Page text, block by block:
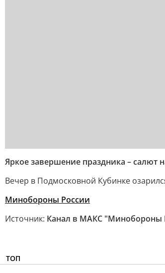
Яркое завершение праздника – салют
Вечер в Подмосковной Кубинке
Минобороны России
Источник: Канал в МАКС "Минобороны
ТОП